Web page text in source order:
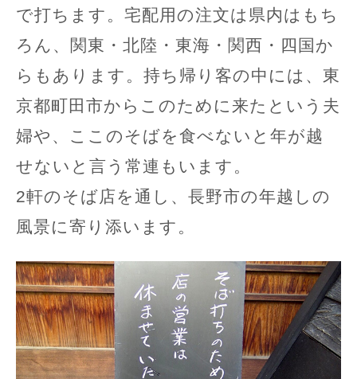
で打ちます。宅配用の注文は県内はもち
ろん、関東・北陸・東海・関西・四国か
らもあります。持ち帰り客の中には、東
京都町田市からこのために来たという夫
婦や、ここのそばを食べないと年が越
せないと言う常連もいます。
2軒のそば店を通し、長野市の年越しの
風景に寄り添います。